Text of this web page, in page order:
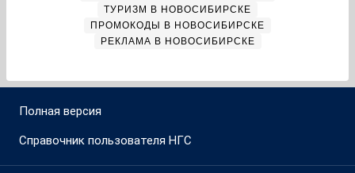
ТУРИЗМ В НОВОСИБИРСКЕ
ПРОМОКОДЫ В НОВОСИБИРСКЕ
РЕКЛАМА В НОВОСИБИРСКЕ
Полная версия
Справочник пользователя НГС